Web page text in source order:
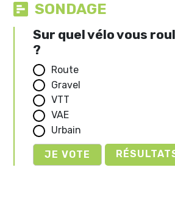
SONDAGE
Sur quel vélo vous
?
Route
Gravel
VTT
VAE
Urbain